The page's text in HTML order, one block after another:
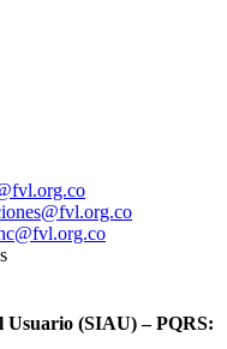
Usuario (SIAU) – PQRS: